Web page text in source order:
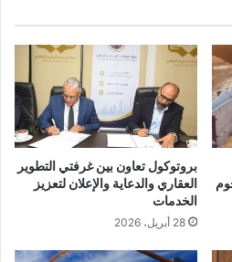
بروتوكول تعاون بين غرفتي التطوير
العقاري والدعاية والإعلان لتعزيز
الخدمات
28 أبريل، 2026